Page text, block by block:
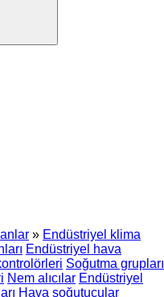
» Endüstriyel klima
Endüstriyel hava
Soğutma grupları
Nem alıcılar Endüstriyel
Hava soğutucular